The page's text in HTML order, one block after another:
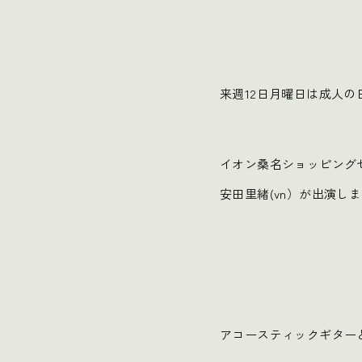
来週12日月曜日は成人の
イオン桑名ショッピン
安田里緒(vn）が出演しま
アコースティックギター